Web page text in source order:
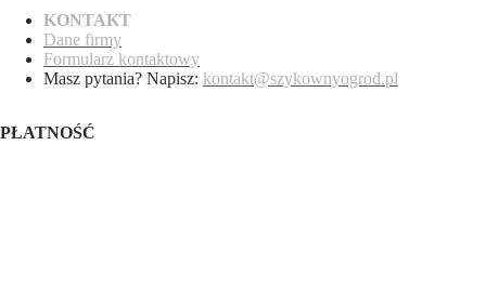
KONTAKT
Dane firmy
Formularz kontaktowy
Masz pytania? Napisz: kontakt@szykownyogrod.pl
PŁATNOŚĆ